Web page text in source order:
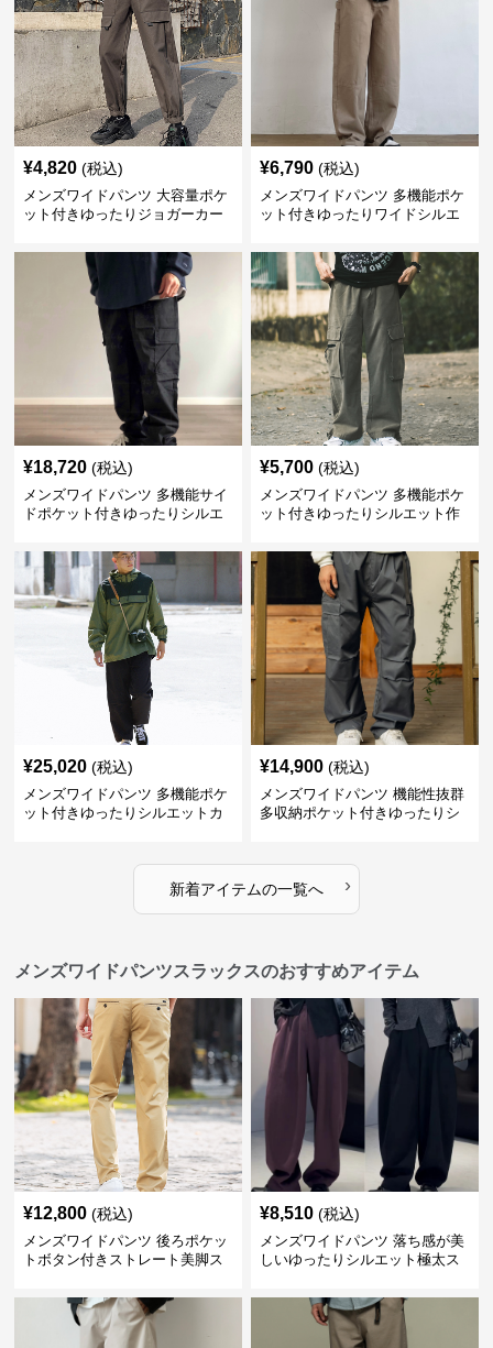
¥4,820 (税込)
メンズワイドパンツ 大容量ポケ
ット付きゆったりジョガーカー
¥6,790 (税込)
メンズワイドパンツ 多機能ポケ
ット付きゆったりワイドシルエ
¥18,720 (税込)
メンズワイドパンツ 多機能サイ
ドポケット付きゆったりシルエ
¥5,700 (税込)
メンズワイドパンツ 多機能ポケ
ット付きゆったりシルエット作
¥25,020 (税込)
メンズワイドパンツ 多機能ポケ
ット付きゆったりシルエットカ
¥14,900 (税込)
メンズワイドパンツ 機能性抜群
多収納ポケット付きゆったりシ
新着アイテムの一覧へ ›
メンズワイドパンツスラックスのおすすめアイテム
¥12,800 (税込)
メンズワイドパンツ 後ろポケッ
トボタン付きストレート美脚ス
¥8,510 (税込)
メンズワイドパンツ 落ち感が美
しいゆったりシルエット極太ス